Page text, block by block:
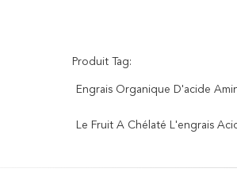
Produit Tag:
Engrais Organique D'acide
Le Fruit A Chélaté L'engrais